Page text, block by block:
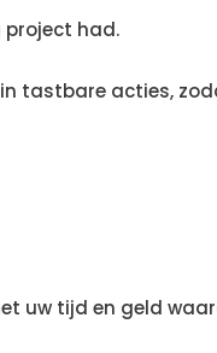
project had.
tastbare acties,
uw tijd en geld